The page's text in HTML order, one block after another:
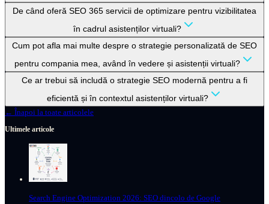
De când oferă SEO 365 servicii de optimizare pentru vizibilitatea
în cadrul asistenților virtuali?
Cum pot afla mai multe despre o strategie personalizată de SEO
pentru compania mea, având în vedere și asistenții virtuali?
Ce ar trebui să includă o strategie SEO modernă pentru a fi
eficientă și în contextul asistenților virtuali?
← Înapoi la toate articolele
Ultimele articole
Search Engine Optimization 2026: SEO dincolo de Google